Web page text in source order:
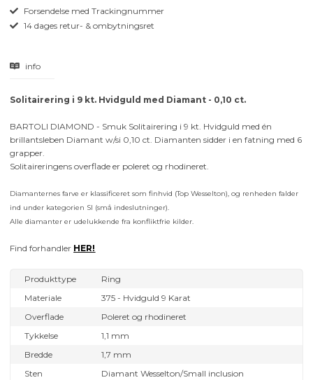
Forsendelse med Trackingnummer
14 dages retur- & ombytningsret
info
Solitairering i 9 kt. Hvidguld med Diamant - 0,10 ct.
BARTOLI DIAMOND - Smuk Solitairering i 9 kt. Hvidguld med én
brillantsleben Diamant w/si 0,10 ct. Diamanten sidder i en fatning med 6
grapper.
Solitaireringens overflade er poleret og rhodineret.
Diamanternes farve er klassificeret som finhvid (Top Wesselton), og renheden falder
ind under kategorien SI (små indeslutninger).
Alle diamanter er udelukkende fra konfliktfrie kilder.
Find forhandler HER!
Produkttype
Ring
Materiale
375 - Hvidguld 9 Karat
Overflade
Poleret og rhodineret
Tykkelse
1,1 mm
Bredde
1,7 mm
Sten
Diamant Wesselton/Small inclusion